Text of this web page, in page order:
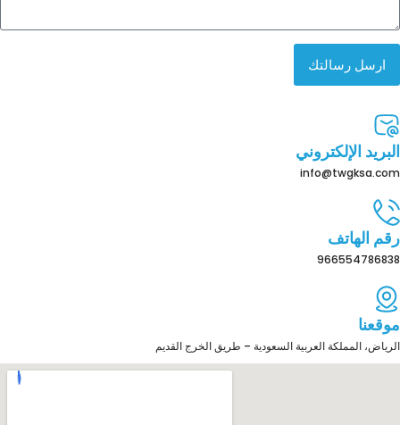
ارسل رسالتك
البريد الإلكتروني
info@twgksa.com
رقم الهاتف
966554786838
موقعنا
الرياض، المملكة العربية السعودية – طريق الخرج القديم